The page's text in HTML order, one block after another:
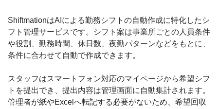
ShiftmationはAIによる勤務シフトの自動作成に特化したシ
フト管理サービスです。シフト案は事業所ごとの人員条件
や役割、勤務時間、休日数、夜勤パターンなどをもとに、
条件に合わせて自動で作成できます。
スタッフはスマートフォン対応のマイページから希望シフ
トを提出でき、提出内容は管理画面に自動集計されます。
管理者が紙やExcelへ転記する必要がないため、希望回収